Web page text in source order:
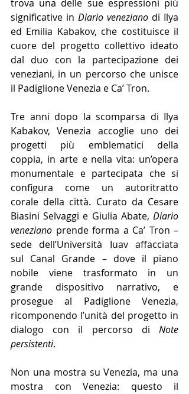
trova una delle sue espressioni più
significative in Diario veneziano di Ilya
ed Emilia Kabakov, che costituisce il
cuore del progetto collettivo ideato
dal duo con la partecipazione dei
veneziani, in un percorso che unisce
il Padiglione Venezia e Ca’ Tron.
Tre anni dopo la scomparsa di Ilya
Kabakov, Venezia accoglie uno dei
progetti più emblematici della
coppia, in arte e nella vita: un’opera
monumentale e partecipata che si
configura come un autoritratto
corale della città. Curato da Cesare
Biasini Selvaggi e Giulia Abate, Diario
veneziano prende forma a Ca’ Tron –
sede dell’Università Iuav affacciata
sul Canal Grande – dove il piano
nobile viene trasformato in un
grande dispositivo narrativo, e
prosegue al Padiglione Venezia,
ricomponendo l’unità del progetto in
dialogo con il percorso di Note
persistenti.
Non una mostra su Venezia, ma una
mostra con Venezia: questo il